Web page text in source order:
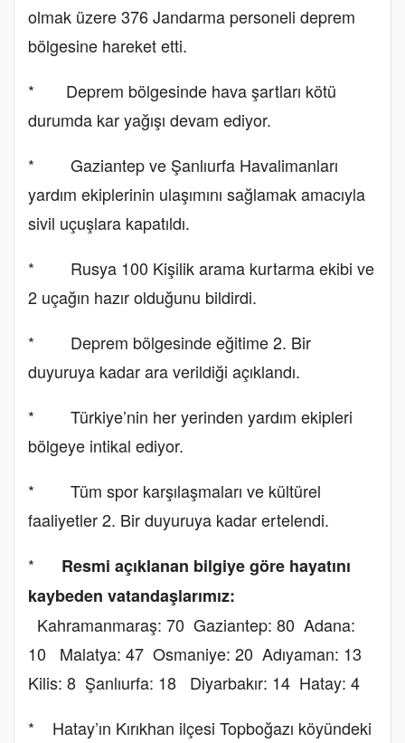
olmak üzere 376 Jandarma personeli deprem
bölgesine hareket etti.
* Deprem bölgesinde hava şartları kötü
durumda kar yağışı devam ediyor.
* Gaziantep ve Şanlıurfa Havalimanları
yardım ekiplerinin ulaşımını sağlamak amacıyla
sivil uçuşlara kapatıldı.
* Rusya 100 Kişilik arama kurtarma ekibi ve
2 uçağın hazır olduğunu bildirdi.
* Deprem bölgesinde eğitime 2. Bir
duyuruya kadar ara verildiği açıklandı.
* Türkiye’nin her yerinden yardım ekipleri
bölgeye intikal ediyor.
* Tüm spor karşılaşmaları ve kültürel
faaliyetler 2. Bir duyuruya kadar ertelendi.
* Resmi açıklanan bilgiye göre hayatını
kaybeden vatandaşlarımız:
Kahramanmaraş: 70 Gaziantep: 80 Adana:
10 Malatya: 47 Osmaniye: 20 Adıyaman: 13
Kilis: 8 Şanlıurfa: 18 Diyarbakır: 14 Hatay: 4
* Hatay’ın Kırıkhan ilçesi Topboğazı köyündeki